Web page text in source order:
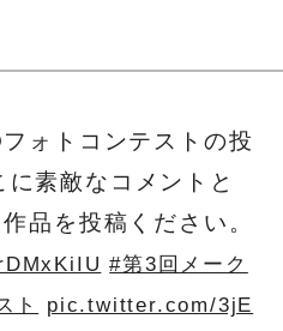
ォトコンテストの投
素敵なコメントと
品を投稿ください。
#第3回メーク
ト
pic.twitter.com/3jE